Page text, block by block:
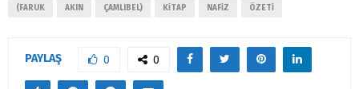
(FARUK AKIN ÇAMLIBEL) KITAP NAFIZ ÖZETI
PAYLAŞ 0 0